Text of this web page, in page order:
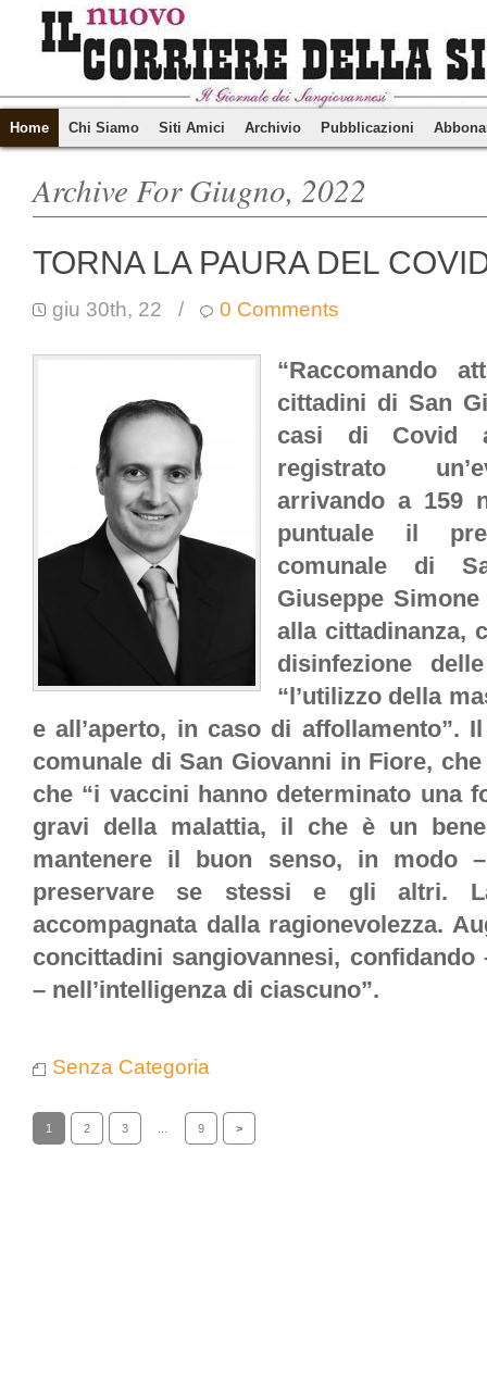
Home Chi Siamo Siti Amici Archivio Pubblicazioni
Archive For Giugno, 2022
TORNA LA PAURA DEL
giu 30th, 22 / 0 Comments
“Raccomando
cittadini di San
casi di Covid
registrato
arrivando a 159
puntuale il
comunale di
Giuseppe
alla cittadinanza,
disinfezione
“l’utilizzo della
e all’aperto, in caso di affollamento”.
comunale di San Giovanni in Fiore,
che “i vaccini hanno determinato una
gravi della malattia, il che è un
mantenere il buon senso, in modo
preservare se stessi e gli altri.
accompagnata dalla ragionevolezza.
concittadini sangiovannesi,
– nell’intelligenza di ciascuno”.
Senza Categoria
1 2 3 9 >